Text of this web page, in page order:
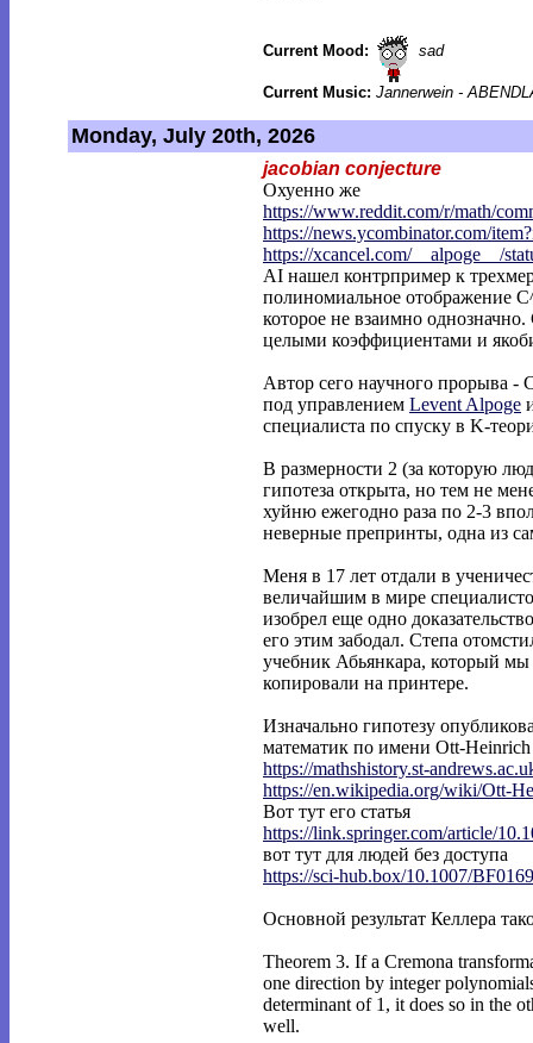
Current Mood: sad
Current Music: Jannerwein -
Monday, July 20th, 2026
jacobian conjecture
Охуенно же
https://www.reddit.com/r/math/
https://news.ycombinator.com/
https://xcancel.com/__alpoge__/
AI нашел контрпример к
полиномиальное отображение
которое не взаимно
целыми коэффициентами и
Автор сего научного прорыва -
под управлением Levent Alpoge
специалиста по спуску в K-
В размерности 2 (за которую
гипотеза открыта, но тем не
хуйню ежегодно раза по 2-3
неверные препринты, одна из
Меня в 17 лет отдали в
величайшим в мире
изобрел еще одно
его этим забодал. Степа
учебник Абьянкара, который
копировали на принтере.
Изначально гипотезу
математик по имени Ott-
https://mathshistory.st-
https://en.wikipedia.org/wiki/Ott-
Вот тут его статья
https://link.springer.com/article/
вот тут для людей без доступа
https://sci-hub.box/10.1007/
Основной результат Келлера
Theorem 3. If a Cremona
one direction by integer
determinant of 1, it does so in the
well.